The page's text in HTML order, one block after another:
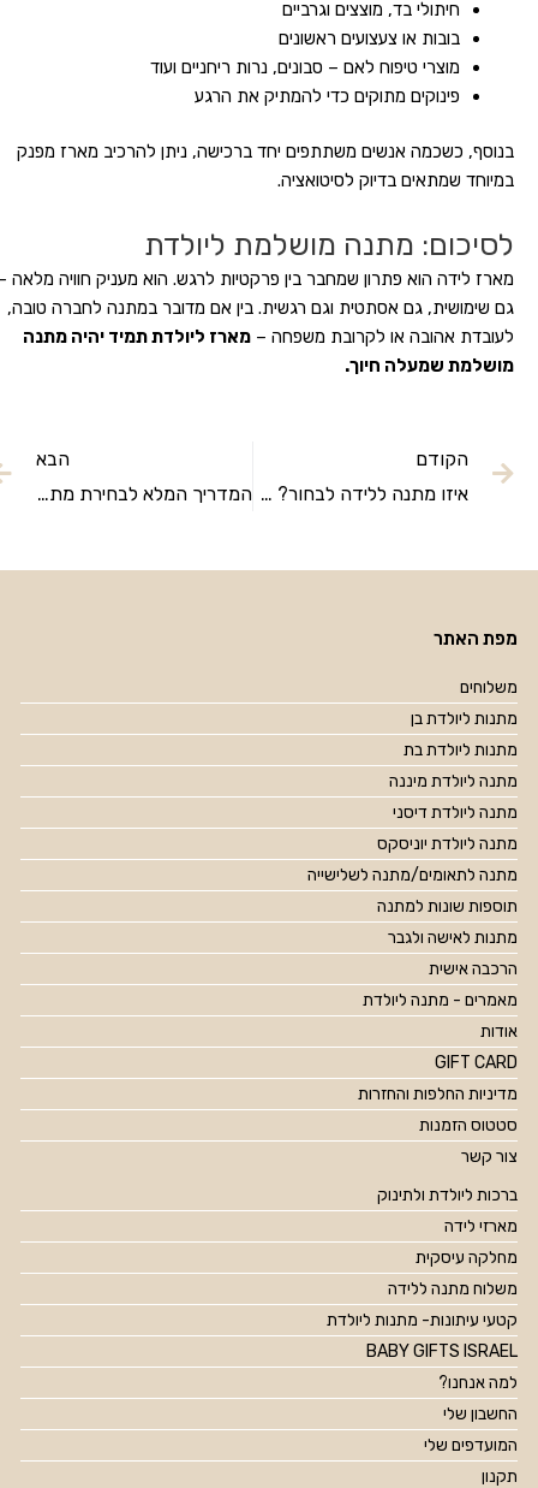
חיתולי בד, מוצצים וגרביים
בובות או צעצועים ראשונים
מוצרי טיפוח לאם – סבונים, נרות ריחניים ועוד
פינוקים מתוקים כדי להמתיק את הרגע
בנוסף, כשכמה אנשים משתתפים יחד ברכישה, ניתן להרכיב מארז מפנק
במיוחד שמתאים בדיוק לסיטואציה.
לסיכום: מתנה מושלמת ליולדת
מארז לידה הוא פתרון שמחבר בין פרקטיות לרגש. הוא מעניק חוויה מלאה –
גם שימושית, גם אסתטית וגם רגשית. בין אם מדובר במתנה לחברה טובה,
לעובדת אהובה או לקרובת משפחה – מארז ליולדת תמיד יהיה מתנה
מושלמת שמעלה חיוך.
הקודם
איזו מתנה ללידה לבחור? 🎁 מתנות ליולדת ומארזי לידה מפנקים
הבא
המדריך המלא לבחירת מתנה ליולדת – איך לפנק באמת
מפת האתר
משלוחים
מתנות ליולדת בן
מתנות ליולדת בת
מתנה ליולדת מיננה
מתנה ליולדת דיסני
מתנה ליולדת יוניסקס
מתנה לתאומים/מתנה לשלישייה
תוספות שונות למתנה
מתנות לאישה ולגבר
הרכבה אישית
מאמרים - מתנה ליולדת
אודות
GIFT CARD
מדיניות החלפות והחזרות
סטטוס הזמנות
צור קשר
ברכות ליולדת ולתינוק
מארזי לידה
מחלקה עיסקית
משלוח מתנה ללידה
קטעי עיתונות- מתנות ליולדת
BABY GIFTS ISRAEL
למה אנחנו?
החשבון שלי
המועדפים שלי
תקנון